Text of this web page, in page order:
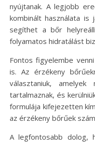
nyújtanak. A legjobb
kombinált használata is
segíthet a bőr
folyamatos hidratálást
Fontos figyelembe
is. Az érzékeny
választaniuk,
tartalmaznak, és
formulája kifejezetten
az érzékeny bőrűek
A legfontosabb dolog,